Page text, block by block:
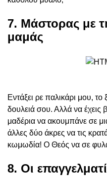
7. Μάστορας με
μαμάς
Εντάξει ρε παλικάρι μου, το
δουλειά σου. Αλλά να έχεις
μαδέρια να ακουμπάνε σε
άλλες δύο άκρες να τις
κωμωδία! Ο Θεός να σε
8. Οι